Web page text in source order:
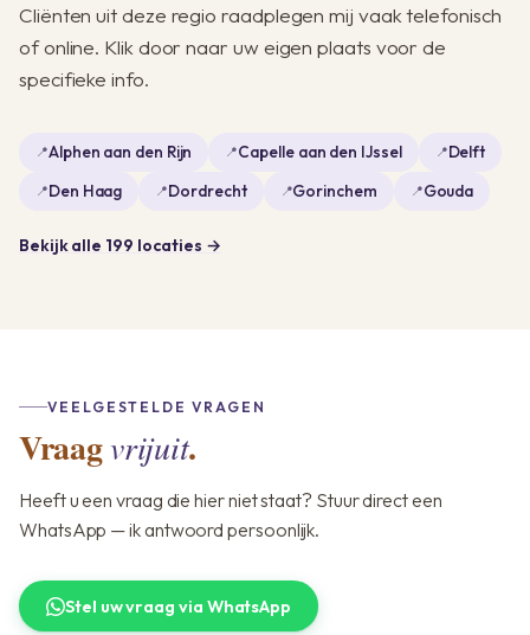
Cliënten uit deze regio raadplegen mij vaak telefonisch
of online. Klik door naar uw eigen plaats voor de
specifieke info.
Alphen aan den Rijn Capelle aan den IJssel
Delft
Den Haag
Dordrecht Gorinchem Gouda
Bekijk alle 199 locaties →
VEELGESTELDE VRAGEN
Vraagvrijuit.
Heeft u een vraag die hier niet staat? Stuur direct een
WhatsApp — ik antwoord persoonlijk.
Stel uw vraag via WhatsApp